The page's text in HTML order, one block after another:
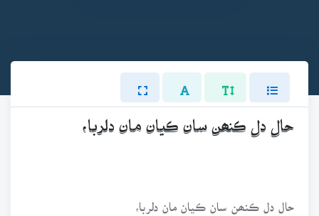
حال دل ڪنھن سان ڪيان مان دلربا،
حال دل ڪنھن سان ڪيان مان دلربا،